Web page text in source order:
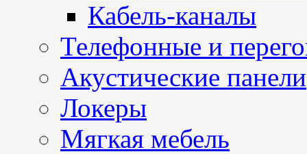
Кабель-каналы
Телефонные и
Акустические панели
Локеры
Мягкая мебель